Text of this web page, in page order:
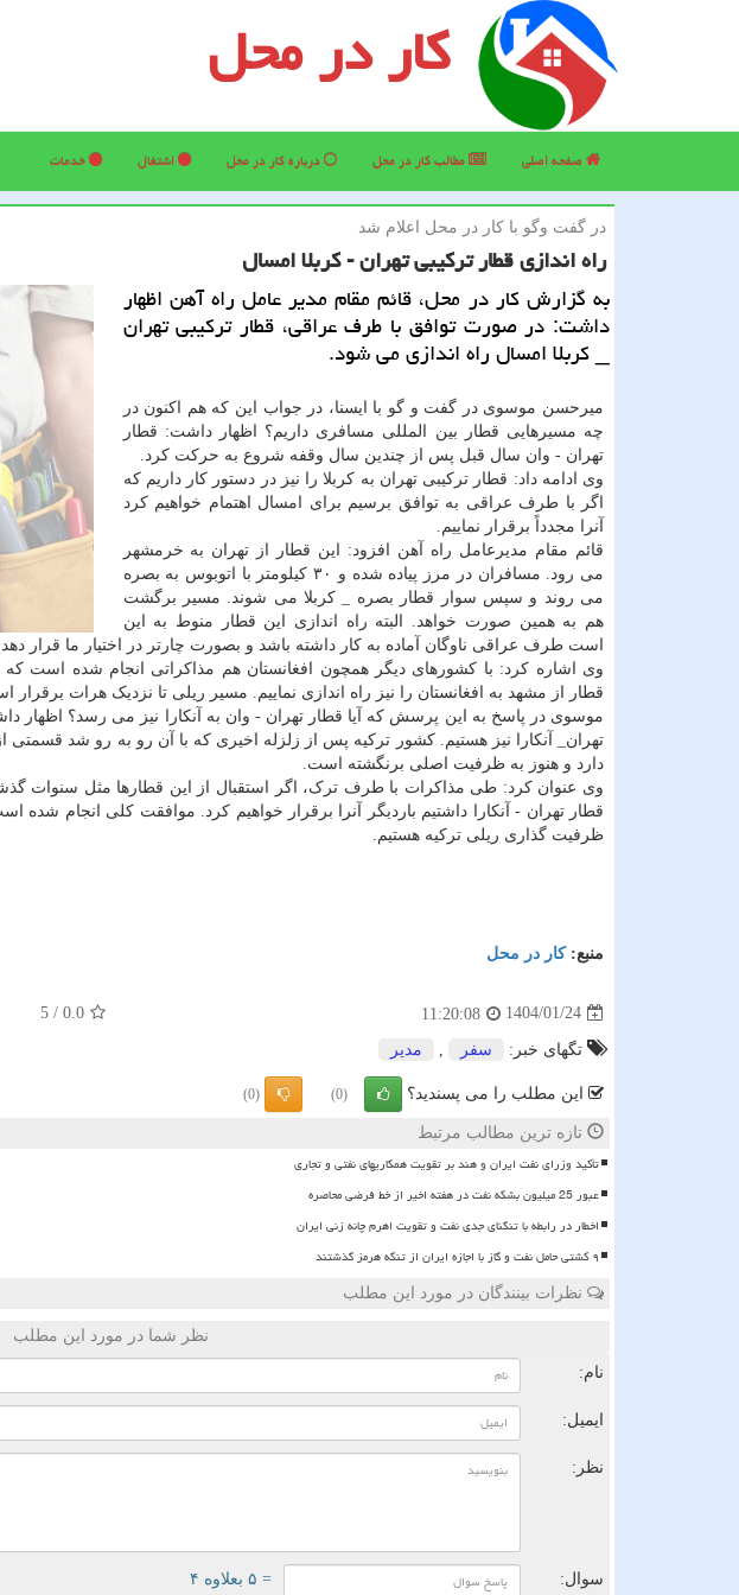
کار در محل
صفحه اصلی مطالب كار در محل درباره كار در محل اشتغال خدمات
در گفت وگو با كار در محل اعلام شد
راه اندازی قطار ترکیبی تهران - کربلا امسال
به گزارش کار در محل، قائم مقام مدیر عامل راه آهن اظهار
داشت: در صورت توافق با طرف عراقی، قطار ترکیبی تهران
_ کربلا امسال راه اندازی می شود.
میرحسن موسوی در گفت و گو با ایسنا، در جواب این که هم اکنون در
چه مسیرهایی قطار بین المللی مسافری داریم؟ اظهار داشت: قطار
تهران - وان سال قبل پس از چندین سال وقفه شروع به حرکت کرد.
وی ادامه داد: قطار ترکیبی تهران به کربلا را نیز در دستور کار داریم که
اگر با طرف عراقی به توافق برسیم برای امسال اهتمام خواهیم کرد
آنرا مجدداً برقرار نماییم.
قائم مقام مدیرعامل راه آهن افزود: این قطار از تهران به خرمشهر
می رود. مسافران در مرز پیاده شده و ۳۰ کیلومتر با اتوبوس به بصره
می روند و سپس سوار قطار بصره _ کربلا می شوند. مسیر برگشت
هم به همین صورت خواهد. البته راه اندازی این قطار منوط به این
است طرف عراقی ناوگان آماده به کار داشته باشد و بصورت چارتر در اختیار ما قرار دهد
وی اشاره کرد: با کشورهای دیگر همچون افغانستان هم مذاکراتی انجام شده است
قطار از مشهد به افغانستان را نیز راه اندازی نماییم. مسیر ریلی تا نزدیک هرات
موسوی در پاسخ به این پرسش که آیا قطار تهران - وان به آنکارا نیز می رسد؟ اظهار
تهران_ آنکارا نیز هستیم. کشور ترکیه پس از زلزله اخیری که با آن رو به رو شد
دارد و هنوز به ظرفیت اصلی برنگشته است.
قطار تهران - آنکارا داشتیم باردیگر آنرا برقرار خواهیم کرد. موافقت کلی انجام
ظرفیت گذاری ریلی ترکیه هستیم.
منبع:كار در محل
1404/01/24
11:20:08
0.0
/
5
تگهای خبر: سفر مدیر
این مطلب را می پسندید؟ (0)
(0)
تازه ترین مطالب مرتبط
تأکید وزرای نفت ایران و هند بر تقویت همکاریهای نفتی و تجاری
عبور 25 میلیون بشکه نفت در هفته اخیر از خط فرضی محاصره
اخطار در رابطه با تنگنای جدی نفت و تقویت اهرم چانه زنی ایران
۹ کشتی حامل نفت و گاز با اجازه ایران از تنگه هرمز گذشتند
نظرات بینندگان در مورد این مطلب
نظر شما در مورد این مطلب
نام:
ایمیل:
نظر:
سوال: = ۵ بعلاوه ۴